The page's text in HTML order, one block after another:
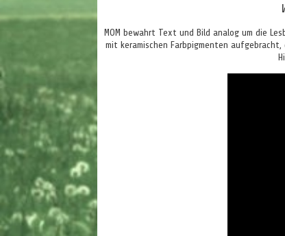
MOM bewahrt Text und Bild analog um die
mit keramischen Farbpigmenten